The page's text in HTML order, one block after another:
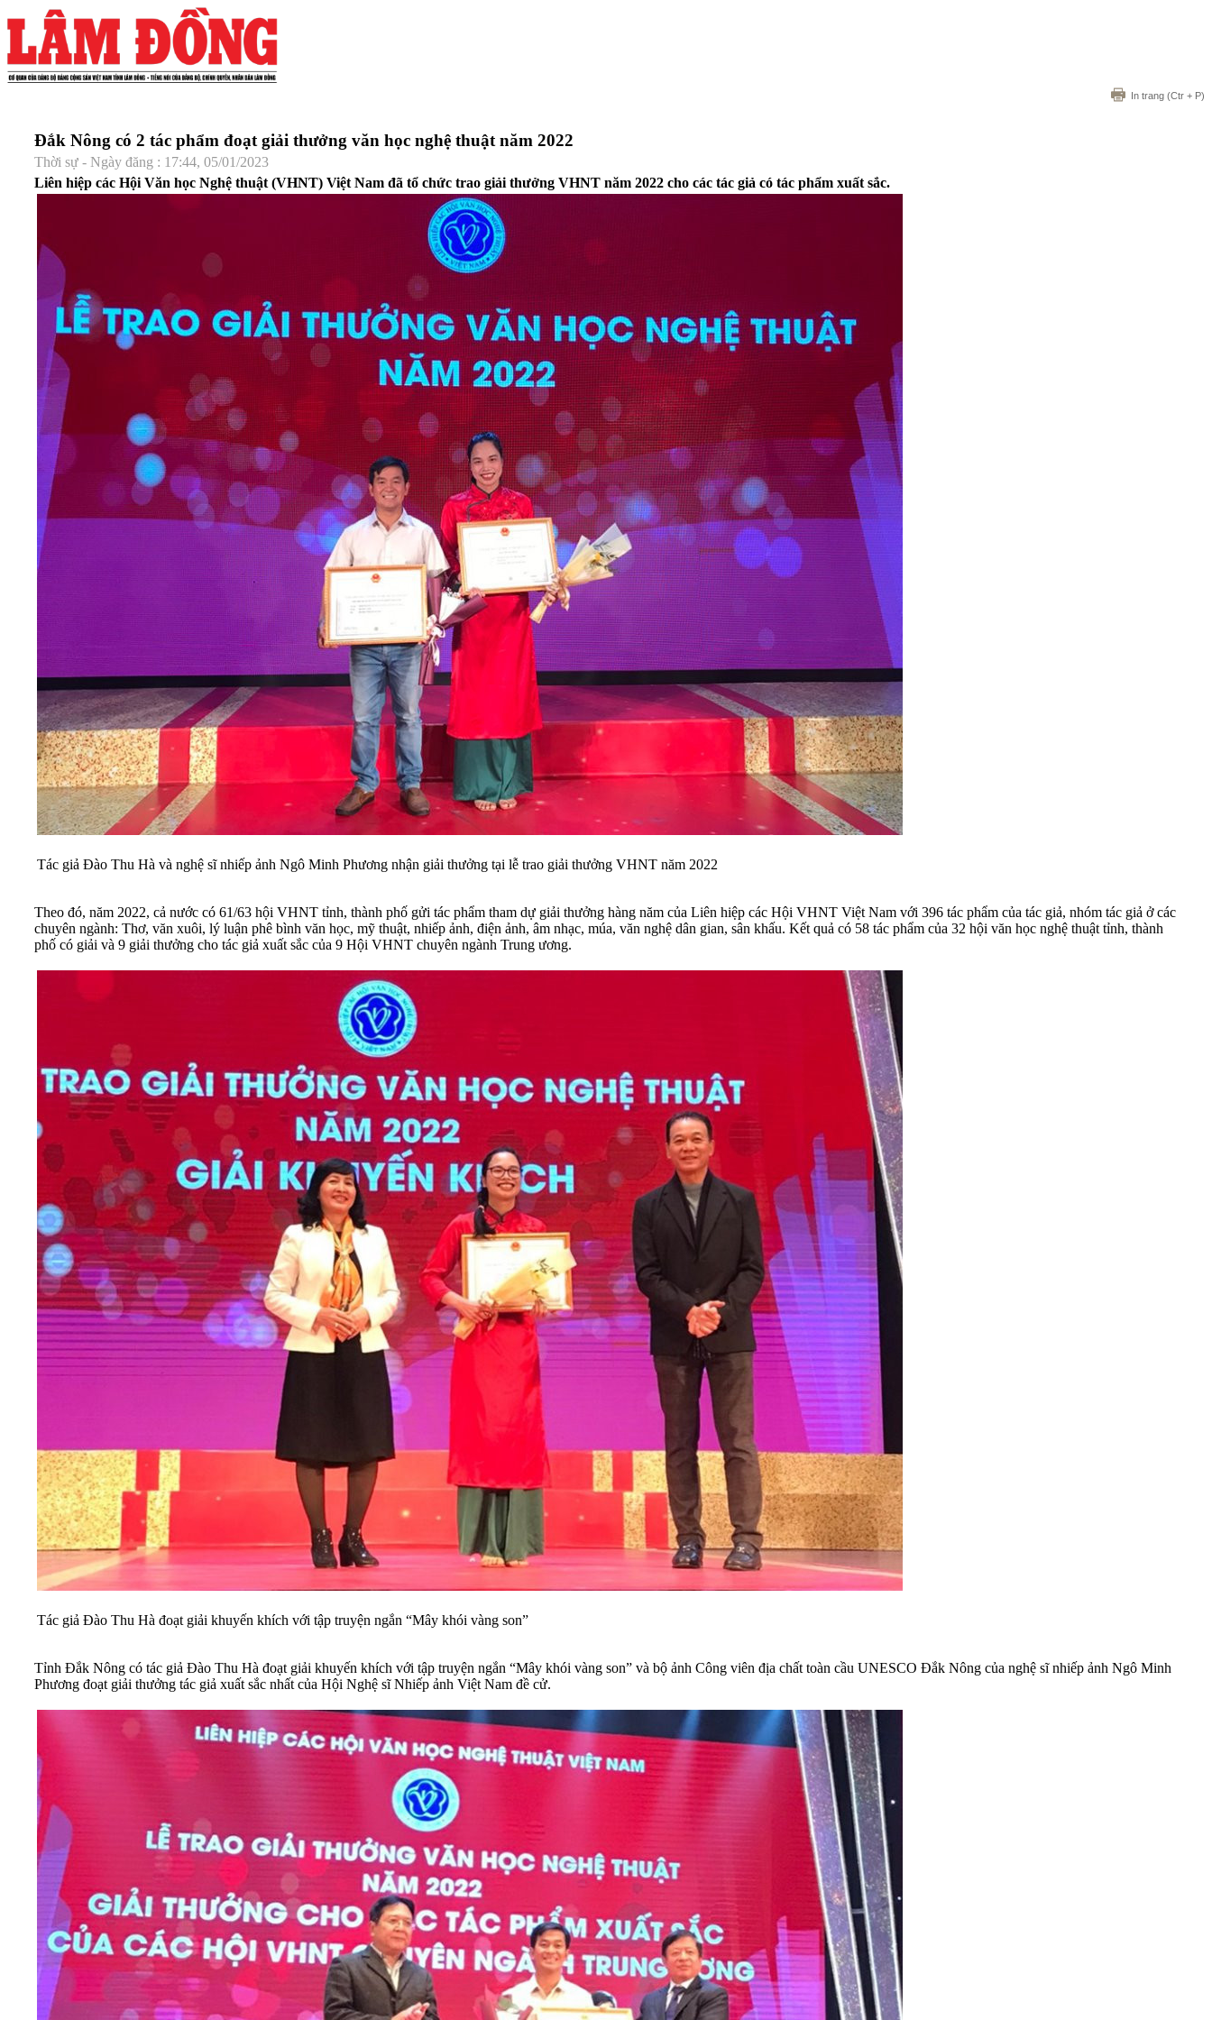
In trang (Ctr + P)
Đắk Nông có 2 tác phẩm đoạt giải thưởng văn học nghệ thuật năm 2022
Thời sự - Ngày đăng : 17:44, 05/01/2023
Liên hiệp các Hội Văn học Nghệ thuật (VHNT) Việt Nam đã tổ chức trao giải thưởng VHNT năm 2022 cho các tác giả có tác phẩm xuất sắc.
Tác giả Đào Thu Hà và nghệ sĩ nhiếp ảnh Ngô Minh Phương nhận giải thưởng tại lễ trao giải thưởng VHNT năm 2022
Theo đó, năm 2022, cả nước có 61/63 hội VHNT tỉnh, thành phố gửi tác phẩm tham dự giải thưởng hàng năm của Liên hiệp các Hội VHNT Việt Nam với 396 tác phẩm của tác giả, nhóm tác giả ở các
chuyên ngành: Thơ, văn xuôi, lý luận phê bình văn học, mỹ thuật, nhiếp ảnh, điện ảnh, âm nhạc, múa, văn nghệ dân gian, sân khấu. Kết quả có 58 tác phẩm của 32 hội văn học nghệ thuật tỉnh, thành
phố có giải và 9 giải thưởng cho tác giả xuất sắc của 9 Hội VHNT chuyên ngành Trung ương.
Tác giả Đào Thu Hà đoạt giải khuyến khích với tập truyện ngắn “Mây khói vàng son”
Tỉnh Đắk Nông có tác giả Đào Thu Hà đoạt giải khuyến khích với tập truyện ngắn “Mây khói vàng son” và bộ ảnh Công viên địa chất toàn cầu UNESCO Đắk Nông của nghệ sĩ nhiếp ảnh Ngô Minh
Phương đoạt giải thưởng tác giả xuất sắc nhất của Hội Nghệ sĩ Nhiếp ảnh Việt Nam đề cử.